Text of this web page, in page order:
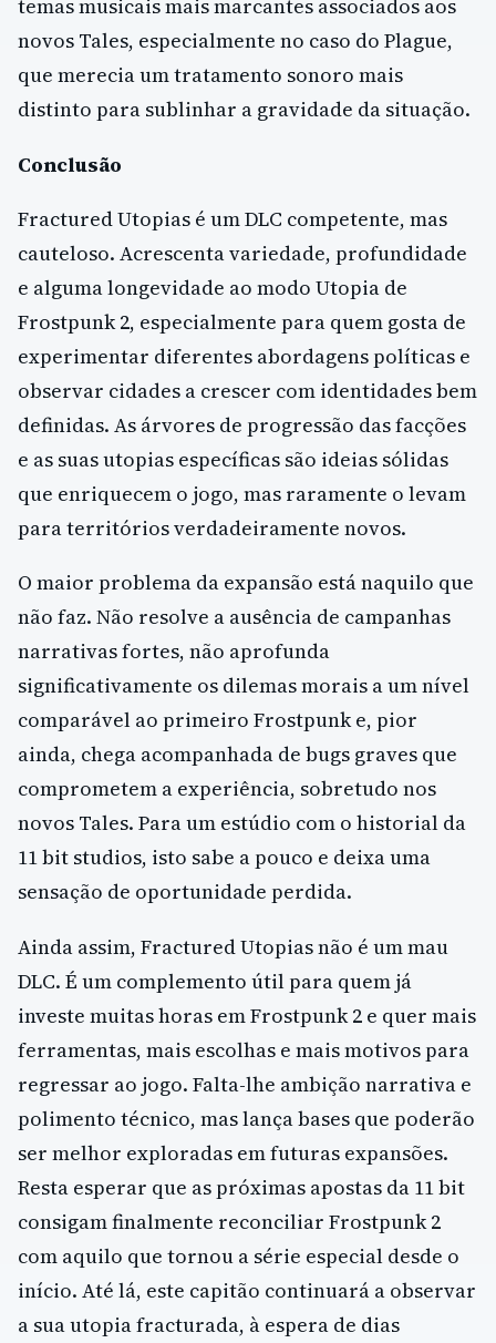
temas musicais mais marcantes associados aos
novos Tales, especialmente no caso do Plague,
que merecia um tratamento sonoro mais
distinto para sublinhar a gravidade da situação.
Conclusão
Fractured Utopias é um DLC competente, mas
cauteloso. Acrescenta variedade, profundidade
e alguma longevidade ao modo Utopia de
Frostpunk 2, especialmente para quem gosta de
experimentar diferentes abordagens políticas e
observar cidades a crescer com identidades bem
definidas. As árvores de progressão das facções
e as suas utopias específicas são ideias sólidas
que enriquecem o jogo, mas raramente o levam
para territórios verdadeiramente novos.
O maior problema da expansão está naquilo que
não faz. Não resolve a ausência de campanhas
narrativas fortes, não aprofunda
significativamente os dilemas morais a um nível
comparável ao primeiro Frostpunk e, pior
ainda, chega acompanhada de bugs graves que
comprometem a experiência, sobretudo nos
novos Tales. Para um estúdio com o historial da
11 bit studios, isto sabe a pouco e deixa uma
sensação de oportunidade perdida.
Ainda assim, Fractured Utopias não é um mau
DLC. É um complemento útil para quem já
investe muitas horas em Frostpunk 2 e quer mais
ferramentas, mais escolhas e mais motivos para
regressar ao jogo. Falta-lhe ambição narrativa e
polimento técnico, mas lança bases que poderão
ser melhor exploradas em futuras expansões.
Resta esperar que as próximas apostas da 11 bit
consigam finalmente reconciliar Frostpunk 2
com aquilo que tornou a série especial desde o
início. Até lá, este capitão continuará a observar
a sua utopia fracturada, à espera de dias